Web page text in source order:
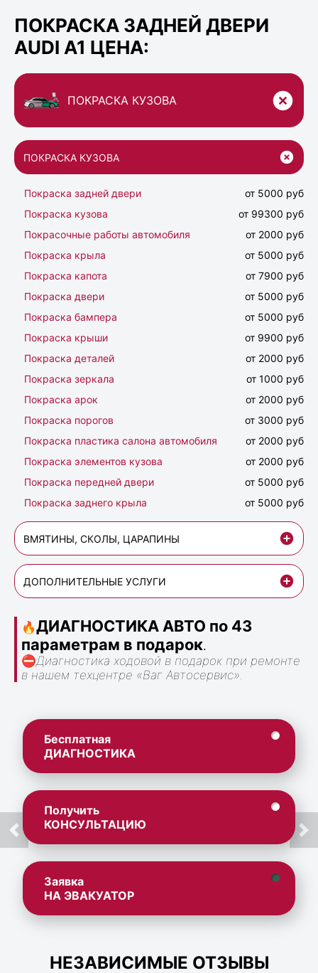
ПОКРАСКА ЗАДНЕЙ ДВЕРИ
AUDI A1 ЦЕНА:
ПОКРАСКА КУЗОВА
ПОКРАСКА КУЗОВА
Покраска задней двери
от 5000 руб
Покраска кузова
от 99300 руб
Покрасочные работы автомобиля
от 2000 руб
Покраска крыла
от 5000 руб
Покраска капота
от 7900 руб
Покраска двери
от 5000 руб
Покраска бампера
от 5000 руб
Покраска крыши
от 9900 руб
Покраска деталей
от 2000 руб
Покраска зеркала
от 1000 руб
Покраска арок
от 2000 руб
Покраска порогов
от 3000 руб
Покраска пластика салона автомобиля
от 2000 руб
Покраска элементов кузова
от 2000 руб
Покраска передней двери
от 5000 руб
Покраска заднего крыла
от 5000 руб
ВМЯТИНЫ, СКОЛЫ, ЦАРАПИНЫ
ДОПОЛНИТЕЛЬНЫЕ УСЛУГИ
🔥ДИАГНОСТИКА АВТО по 43
параметрам в подарок.
⛔Диагностика ходовой в подарок при ремонте
в нашем техцентре «Ваг Автосервис».
Бесплатная
ДИАГНОСТИКА
Получить
КОНСУЛЬТАЦИЮ
Заявка
НА ЭВАКУАТОР
НЕЗАВИСИМЫЕ ОТЗЫВЫ